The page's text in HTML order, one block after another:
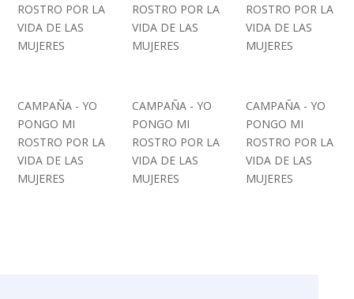
ROSTRO POR LA
VIDA DE LAS
MUJERES
ROSTRO POR LA
VIDA DE LAS
MUJERES
ROSTRO POR LA
VIDA DE LAS
MUJERES
CAMPAÑA - YO
PONGO MI
ROSTRO POR LA
VIDA DE LAS
MUJERES
CAMPAÑA - YO
PONGO MI
ROSTRO POR LA
VIDA DE LAS
MUJERES
CAMPAÑA - YO
PONGO MI
ROSTRO POR LA
VIDA DE LAS
MUJERES